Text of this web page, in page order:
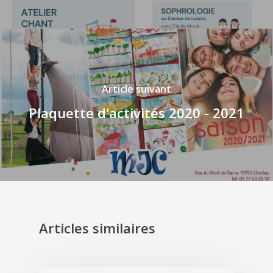
Article suivant
Plaquette d'activités 2020 - 2021
Articles similaires